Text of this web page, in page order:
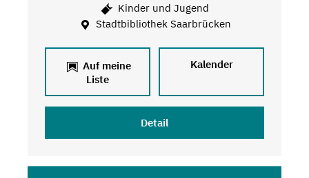
Kinder und Jugend
Stadtbibliothek Saarbrücken
Auf meine
Liste
Kalender
Detail